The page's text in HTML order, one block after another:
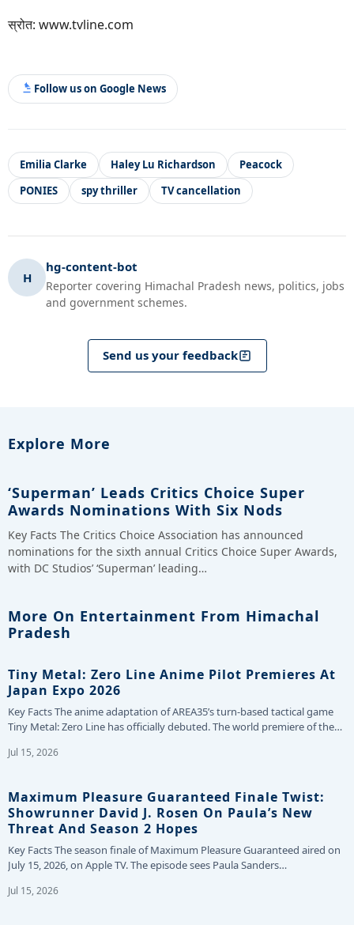
स्रोत: www.tvline.com
Follow us on Google News
Emilia Clarke Haley Lu Richardson
Peacock
PONIES
spy thriller TV cancellation
H
hg-content-bot
Reporter covering Himachal Pradesh news, politics, jobs
and government schemes.
Send us your feedback
Explore More
‘Superman’ Leads Critics Choice Super
Awards Nominations With Six Nods
Key Facts The Critics Choice Association has announced
nominations for the sixth annual Critics Choice Super Awards,
with DC Studios’ ‘Superman’ leading…
More On Entertainment From Himachal
Pradesh
Tiny Metal: Zero Line Anime Pilot Premieres At
Japan Expo 2026
Key Facts The anime adaptation of AREA35’s turn-based tactical game
Tiny Metal: Zero Line has officially debuted. The world premiere of the…
Jul 15, 2026
Maximum Pleasure Guaranteed Finale Twist:
Showrunner David J. Rosen On Paula’s New
Threat And Season 2 Hopes
Key Facts The season finale of Maximum Pleasure Guaranteed aired on
July 15, 2026, on Apple TV. The episode sees Paula Sanders…
Jul 15, 2026